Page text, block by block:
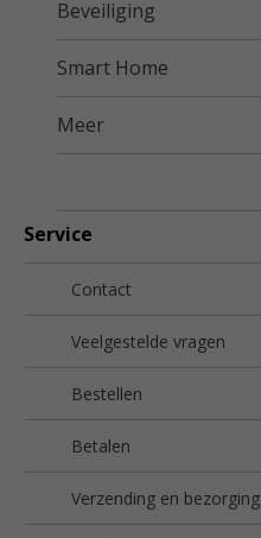
Beveiliging
Smart Home
Meer
Service
Contact
Veelgestelde vragen
Bestellen
Betalen
Verzending en bezorging